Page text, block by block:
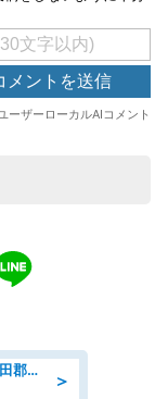
＞
介護職・ヘルパー/デイサービス/額田郡幸田町/JR東海道本線 幸田/愛知県